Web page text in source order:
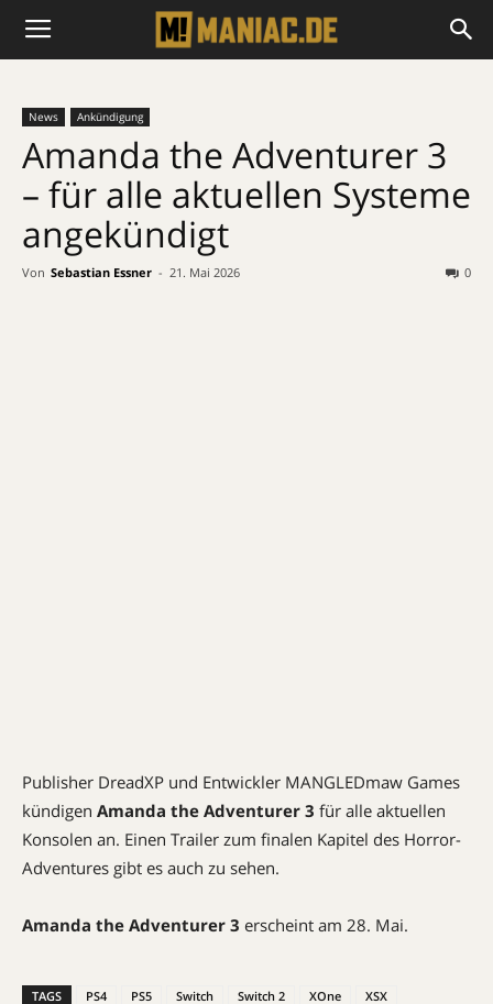
News Ankündigung
Amanda the Adventurer 3
– für alle aktuellen Systeme
angekündigt
Von Sebastian Essner - 21. Mai 2026 0
Publisher DreadXP und Entwickler MANGLEDmaw Games
kündigen Amanda the Adventurer 3 für alle aktuellen
Konsolen an. Einen Trailer zum finalen Kapitel des Horror-
Adventures gibt es auch zu sehen.
Amanda the Adventurer 3 erscheint am 28. Mai.
TAGS PS4 PS5 Switch Switch 2 XOne XSX